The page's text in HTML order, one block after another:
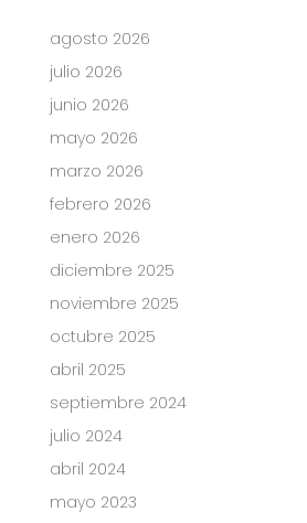
agosto 2026
julio 2026
junio 2026
mayo 2026
marzo 2026
febrero 2026
enero 2026
diciembre 2025
noviembre 2025
octubre 2025
abril 2025
septiembre 2024
julio 2024
abril 2024
mayo 2023